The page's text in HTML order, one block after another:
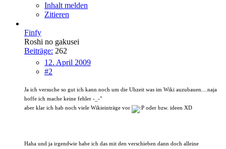
Inhalt melden
Zitieren
Finfy
Roshi no gakusei
Beiträge: 262
12. April 2009
#2
Ja ich versuche so gut ich kann noch um die Uhzeit was im Wiki auzubauen....naja
hoffe ich mache keine fehler -_-"
aber klar ich hab noch viele Wikieinträge vor
oder bzw. ideen XD
Haha und ja irgendwie habe ich das mit den verschieben dann doch alleine